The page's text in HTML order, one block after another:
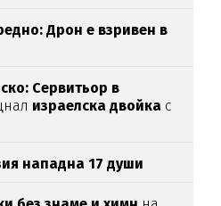
Дрон е взривен в
Сервитьор в
израелска двойка с
нападна 17 души